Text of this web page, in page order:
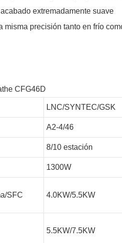
extremadamente suave
precisión tanto en frío
CFG46D
LNC/SYNTEC/GSK
A2-4/46
8/10 estación
1300W
SFC 4.0KW/5.5KW
5.5KW/7.5KW